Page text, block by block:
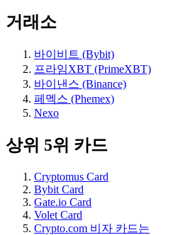
거래소
바이비트 (Bybit)
프라임XBT (PrimeXBT)
바이낸스 (Binance)
페멕스 (Phemex)
Nexo
상위 5위 카드
Cryptomus Card
Bybit Card
Gate.io Card
Volet Card
Crypto.com 비자 카드는